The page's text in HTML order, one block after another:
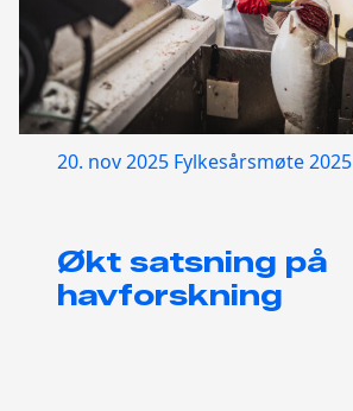
20. nov 2025 Fylkesårsmøte 2025
Økt satsning på
havforskning